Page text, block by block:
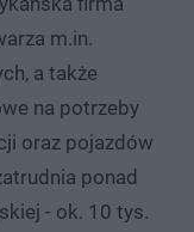
m.in.
a także
na potrzeby
oraz pojazdów
ponad
- ok. 10 tys.